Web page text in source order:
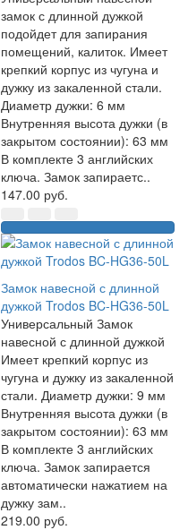
замок с длинной дужкой
подойдет для запирания
помещений, калиток. Имеет
крепкий корпус из чугуна и
дужку из закаленной стали.
Диаметр дужки: 6 мм
Внутренняя высота дужки (в
закрытом состоянии): 63 мм
В комплекте 3 английских
ключа. Замок запираетс..
147.00 руб.
Замок навесной с длинной
дужкой Trodos BC-HG36-50L
Универсальный Замок
навесной с длинной дужкой
Имеет крепкий корпус из
чугуна и дужку из закаленной
стали. Диаметр дужки: 9 мм
Внутренняя высота дужки (в
закрытом состоянии): 63 мм
В комплекте 3 английских
ключа. Замок запирается
автоматически нажатием на
дужку зам..
219.00 руб.